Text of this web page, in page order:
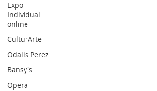
Expo
Individual
online
CulturArte
Odalis Perez
Bansy's
Opera